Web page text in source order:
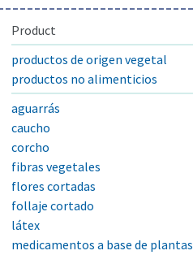
Product
productos de origen vegetal
productos no alimenticios
aguarrás
caucho
corcho
fibras vegetales
flores cortadas
follaje cortado
látex
medicamentos a base de plantas